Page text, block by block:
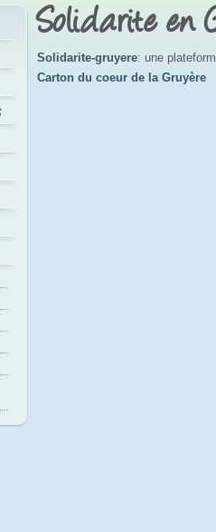
Solidarite en
Solidarite-gruyere: une
Carton du coeur de la Gruyère